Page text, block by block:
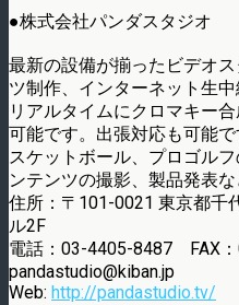
●株式会社パンダスタジオ
最新の設備が揃ったビデオ
ツ制作、インターネット生
リアルタイムにクロマキー
可能です。出張対応も可能
スケットボール、プロゴル
ンテンツの撮影、製品発表
住所：〒101-0021 東京都千
ル2F
電話：03-4405-8487 FAX
pandastudio@kiban.jp
Web: http://pandastudio.tv/